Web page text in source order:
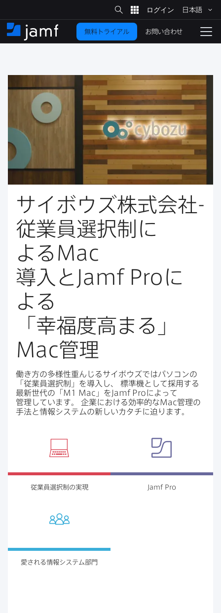
イ
ン
コ
ン
サ
イ
ト
検
索
日本語
ホ
ー
ナ
シ
ョ
ン
を
​
り
​
替
る
無料トライアル お問い合わせ
サイボウズ株式会社-
従業員選択制に​
よる Mac
導入と Jamf Pro に​
よる​
「幸福度高まる」
Mac管理
働き方の​多様性重んじる​サイボウズでは​パソコンの​
「従業員選択制」を​導入し、
標準機と​して​採用する​
最新世代の​「 M1 Mac 」を Jamf Proに​よって​
管理しています。
企業に​おける​効率的なMac管理の​
手法と​情報システムの​新しい​カタチに​迫ります。
従業員選択制の​実現 Jamf Pro
愛される​情報システム部​門